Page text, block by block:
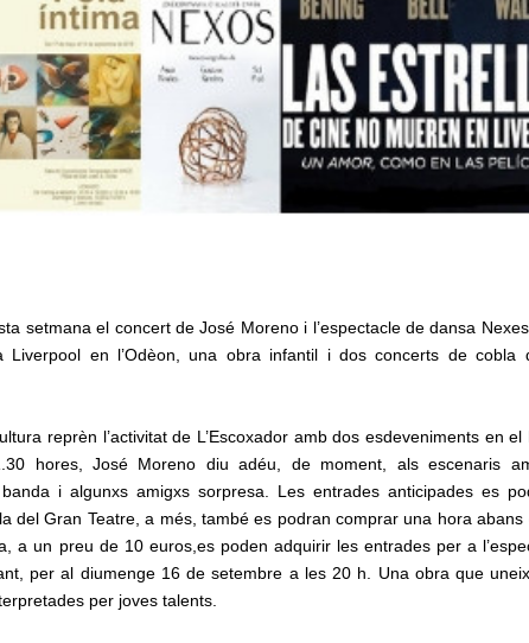
setmana el concert de José Moreno i l’espectacle de dansa
Liverpool en l’Odèon, una obra infantil i dos concerts de cobla
reprèn l’activitat de L’Escoxador amb dos esdeveniments en
hores, José Moreno diu adéu, de moment, als escenaris
i algunxs amigxs sorpresa. Les entrades anticipades es
del Gran Teatre, a més, també es podran comprar una hora abans
a un preu de 10 euros,es poden adquirir les entrades per a
per al diumenge 16 de setembre a les 20 h. Una obra que
per joves talents.